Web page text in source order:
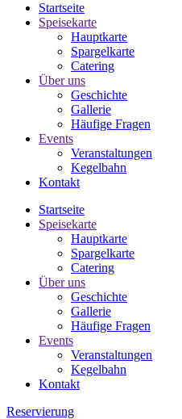
Startseite
Speisekarte
Hauptkarte
Spargelkarte
Catering
Über uns
Geschichte
Gallerie
Häufige Fragen
Events
Veranstaltungen
Kegelbahn
Kontakt
Startseite
Speisekarte
Hauptkarte
Spargelkarte
Catering
Über uns
Geschichte
Gallerie
Häufige Fragen
Events
Veranstaltungen
Kegelbahn
Kontakt
Reservierung